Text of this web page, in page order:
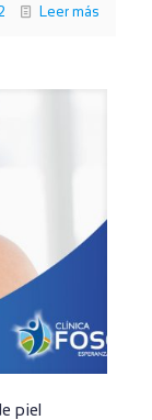
Leer más
piel